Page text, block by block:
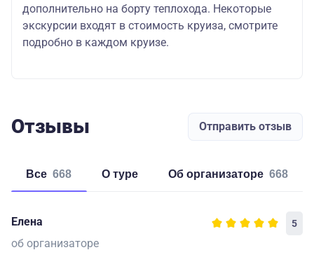
дополнительно на борту теплохода. Некоторые
экскурсии входят в стоимость круиза, смотрите
подробно в каждом круизе.
Отзывы Отправить отзыв
Все 668 о туре об организаторе 668
Елена 5
об организаторе